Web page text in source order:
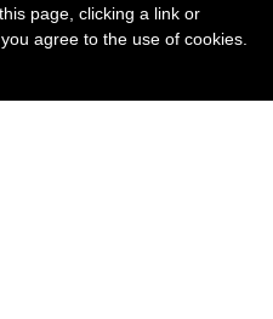
page, clicking a link or
agree to the use of cookies.